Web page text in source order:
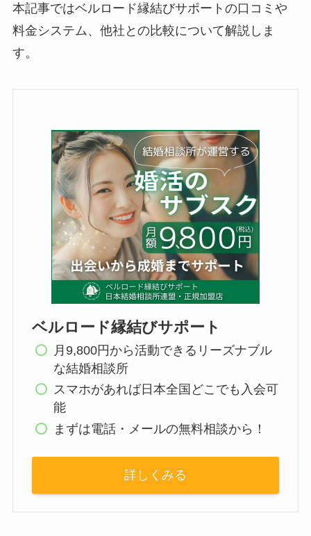
本記事ではベルロード縁結びサポートの口コミや
料金システム、他社との比較について解説しま
す。
ベルロード縁結びサポート
月9,800円から活動できるリーズナブル
な結婚相談所
スマホがあれば日本全国どこでも入会可
能
まずは電話・メールの無料相談から！
詳しくみる